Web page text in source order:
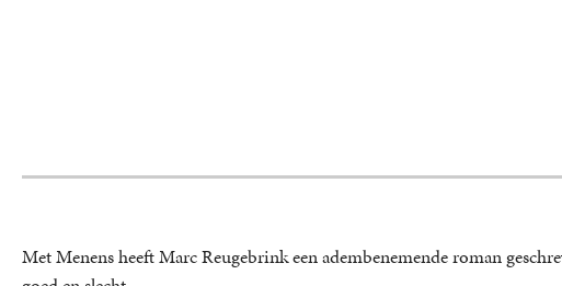
Met Menens heeft Marc Reugebrink een adembenemende roman